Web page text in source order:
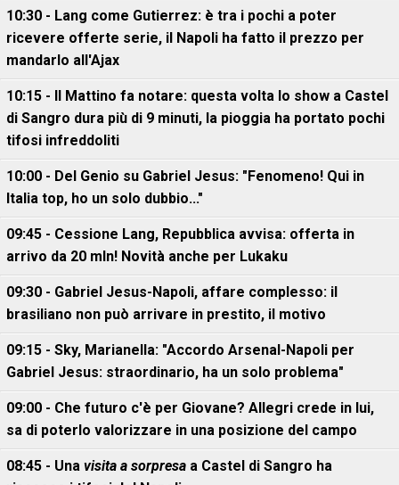
10:30 - Lang come Gutierrez: è tra i pochi a poter
ricevere offerte serie, il Napoli ha fatto il prezzo per
mandarlo all'Ajax
10:15 - Il Mattino fa notare: questa volta lo show a Castel
di Sangro dura più di 9 minuti, la pioggia ha portato pochi
tifosi infreddoliti
10:00 - Del Genio su Gabriel Jesus: "Fenomeno! Qui in
Italia top, ho un solo dubbio..."
09:45 - Cessione Lang, Repubblica avvisa: offerta in
arrivo da 20 mln! Novità anche per Lukaku
09:30 - Gabriel Jesus-Napoli, affare complesso: il
brasiliano non può arrivare in prestito, il motivo
09:15 - Sky, Marianella: "Accordo Arsenal-Napoli per
Gabriel Jesus: straordinario, ha un solo problema"
09:00 - Che futuro c'è per Giovane? Allegri crede in lui,
sa di poterlo valorizzare in una posizione del campo
08:45 - Una visita a sorpresa a Castel di Sangro ha